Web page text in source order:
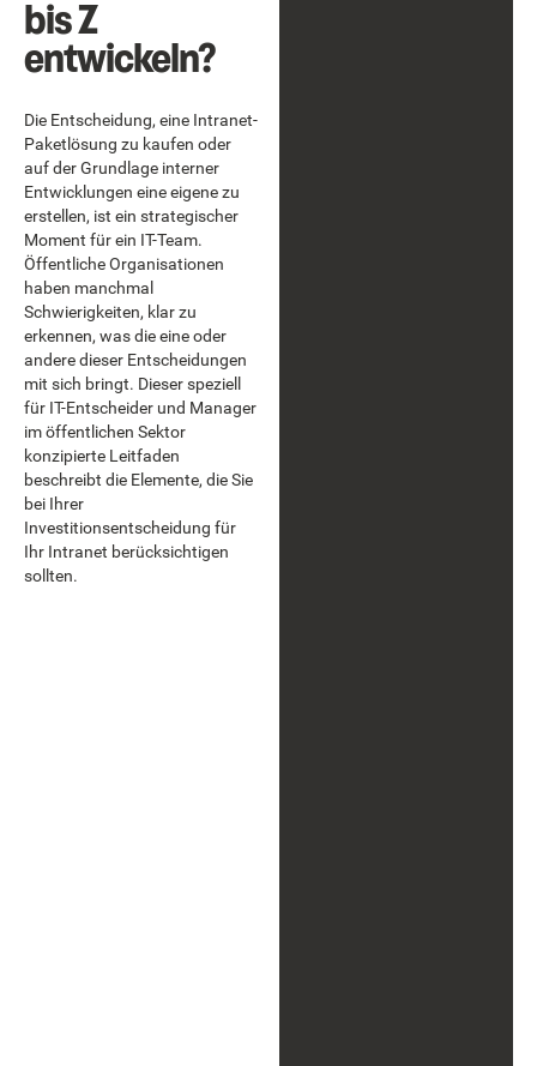
bis Z
entwickeln?
Die Entscheidung, eine Intranet-
Paketlösung zu kaufen oder
auf der Grundlage interner
Entwicklungen eine eigene zu
erstellen, ist ein strategischer
Moment für ein IT-Team.
Öffentliche Organisationen
haben manchmal
Schwierigkeiten, klar zu
erkennen, was die eine oder
andere dieser Entscheidungen
mit sich bringt. Dieser speziell
für IT-Entscheider und Manager
im öffentlichen Sektor
konzipierte Leitfaden
beschreibt die Elemente, die Sie
bei Ihrer
Investitionsentscheidung für
Ihr Intranet berücksichtigen
sollten.